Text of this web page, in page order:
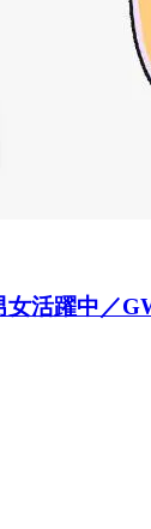
女活躍中／